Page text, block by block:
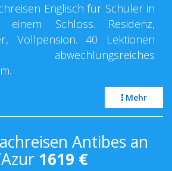
Englisch für Schüler in
einem Schloss. Residenz,
Vollpension. 40 Lektionen
Mehr
Antibes an
1619 €